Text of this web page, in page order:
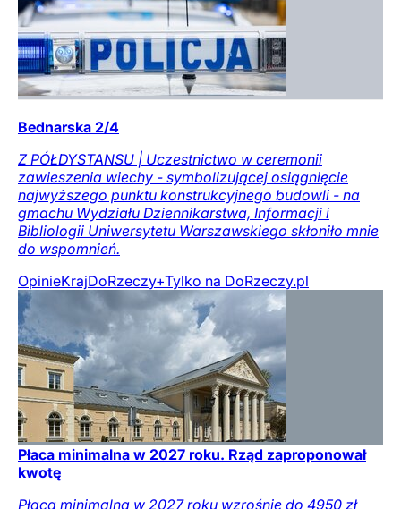
Bednarska 2/4
Z PÓŁDYSTANSU | Uczestnictwo w ceremonii
zawieszenia wiechy - symbolizującej osiągnięcie
najwyższego punktu konstrukcyjnego budowli - na
gmachu Wydziału Dziennikarstwa, Informacji i
Bibliologii Uniwersytetu Warszawskiego skłoniło mnie
do wspomnień.
OpinieKrajDoRzeczy+Tylko na DoRzeczy.pl
Płaca minimalna w 2027 roku. Rząd zaproponował
kwotę
Płaca minimalna w 2027 roku wzrośnie do 4950 zł